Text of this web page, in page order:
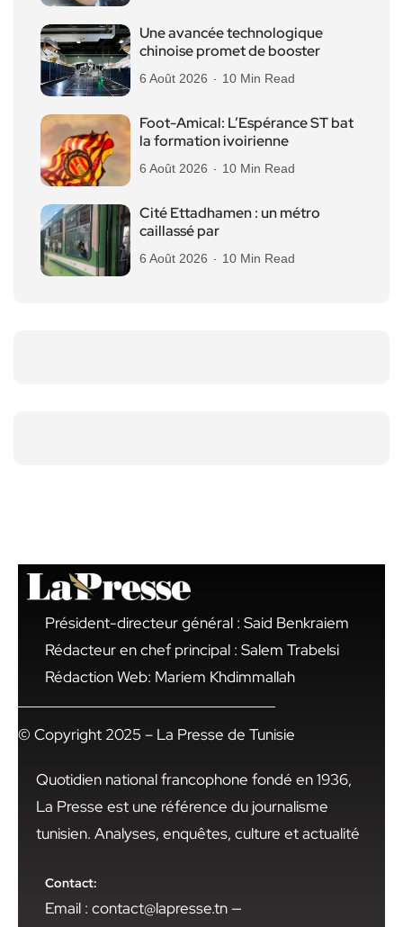
Une avancée technologique
chinoise promet de booster
6 Août 2026 10 Min Read
Foot-Amical: L’Espérance ST bat
la formation ivoirienne
6 Août 2026 10 Min Read
Cité Ettadhamen : un métro
caillassé par
6 Août 2026 10 Min Read
Président-directeur général : Said Benkraiem
Rédacteur en chef principal : Salem Trabelsi
Rédaction Web: Mariem Khdimmallah
© Copyright 2025 – La Presse de Tunisie
Quotidien national francophone fondé en 1936,
La Presse est une référence du journalisme
tunisien. Analyses, enquêtes, culture et actualité
Contact:
Email : contact@lapresse.tn —